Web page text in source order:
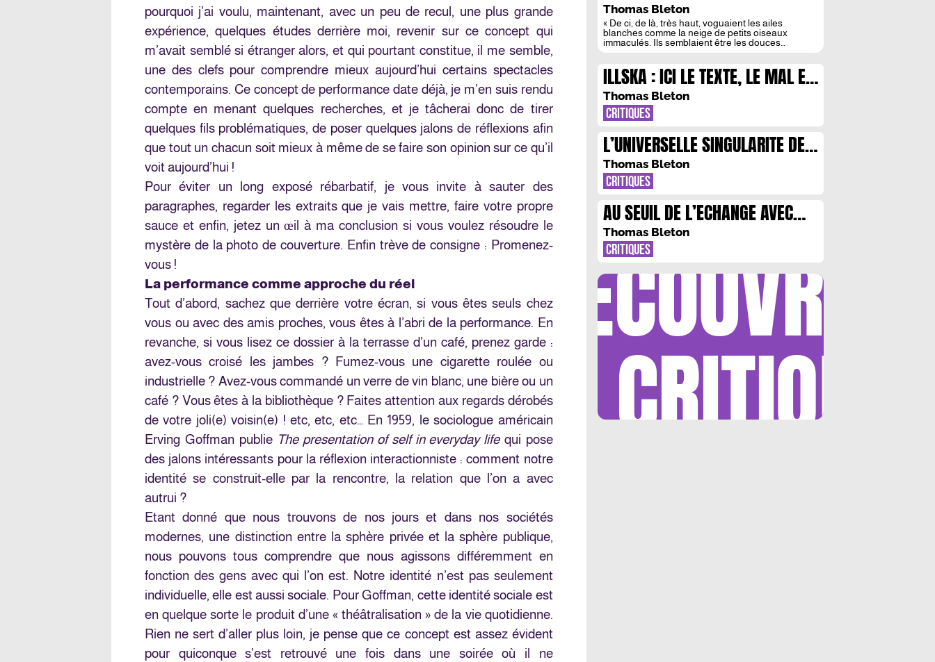
pourquoi j’ai voulu, maintenant, avec un peu de recul, une plus grande
expérience, quelques études derrière moi, revenir sur ce concept qui
m’avait semblé si étranger alors, et qui pourtant constitue, il me semble,
une des clefs pour comprendre mieux aujourd’hui certains spectacles
contemporains. Ce concept de performance date déjà, je m’en suis rendu
compte en menant quelques recherches, et je tâcherai donc de tirer
quelques fils problématiques, de poser quelques jalons de réflexions afin
que tout un chacun soit mieux à même de se faire son opinion sur ce qu’il
voit aujourd’hui !
Pour éviter un long exposé rébarbatif, je vous invite à sauter des
paragraphes, regarder les extraits que je vais mettre, faire votre propre
sauce et enfin, jetez un œil à ma conclusion si vous voulez résoudre le
mystère de la photo de couverture. Enfin trève de consigne : Promenez-
vous !
La performance comme approche du réel
Tout d’abord, sachez que derrière votre écran, si vous êtes seuls chez
vous ou avec des amis proches, vous êtes à l’abri de la performance. En
revanche, si vous lisez ce dossier à la terrasse d’un café, prenez garde :
avez-vous croisé les jambes ? Fumez-vous une cigarette roulée ou
industrielle ? Avez-vous commandé un verre de vin blanc, une bière ou un
café ? Vous êtes à la bibliothèque ? Faites attention aux regards dérobés
de votre joli(e) voisin(e) ! etc, etc, etc… En 1959, le sociologue américain
Erving Goffman publie The presentation of self in everyday lifequi pose
des jalons intéressants pour la réflexion interactionniste : comment notre
identité se construit-elle par la rencontre, la relation que l’on a avec
autrui ?
Etant donné que nous trouvons de nos jours et dans nos sociétés
modernes, une distinction entre la sphère privée et la sphère publique,
nous pouvons tous comprendre que nous agissons différemment en
fonction des gens avec qui l’on est. Notre identité n’est pas seulement
individuelle, elle est aussi sociale. Pour Goffman, cette identité sociale est
en quelque sorte le produit d’une « théâtralisation » de la vie quotidienne.
Rien ne sert d’aller plus loin, je pense que ce concept est assez évident
pour quiconque s’est retrouvé une fois dans une soirée où il ne
VOYAGE
Thomas Bleton
« De ci, de là, très haut, voguaient les ailes
blanches comme la neige de petits oiseaux
immaculés. Ils semblaient être les douces
bleu, les puissants léviathans, les espadons et les
requins mêlaient leurs nages, et ils étaient les
pensées fortes, […]
ILLSKA : ICI LE TEXTE, LE MAL ET
LE DESIR
Thomas Bleton
CRITIQUES
L’UNIVERSELLE SINGULARITE DE
PABLO CASACUBERTA
Thomas Bleton
CRITIQUES
AU SEUIL DE L’ECHANGE AVEC
EUGENIA ALMEIDA
Thomas Bleton
CRITIQUES
DÉCOUVRIR
LES